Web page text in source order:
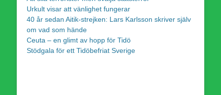
Urkult visar att vänlighet fungerar
40 år sedan Aitik-strejken: Lars Karlsson skriver själv
om vad som hände
Ceuta – en glimt av hopp för Tidö
Stödgala för ett Tidöbefriat Sverige